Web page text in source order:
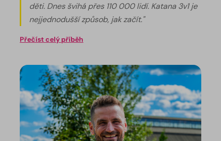
děti. Dnes švihá přes 110 000 lidí. Katana 3v1 je
nejjednodušší způsob, jak začít."
Přečíst celý příběh